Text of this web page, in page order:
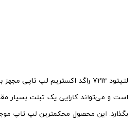
لتیتود 7212 راگد اکستریم لپ تاپی
است و می‌تواند کارایی یک تبلت بسیار
بگذارد. این محصول محکمترین لپ تاپ